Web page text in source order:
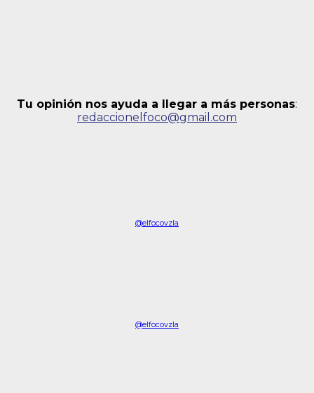
Tu opinión nos ayuda a llegar a más personas:
redaccionelfoco@gmail.com
@elfocovzla
@elfocovzla